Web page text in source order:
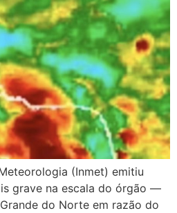
(Inmet) emitiu
grave na escala do órgão —
do Norte em razão do